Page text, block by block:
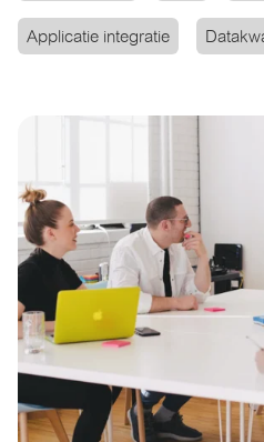
Applicatie integratie